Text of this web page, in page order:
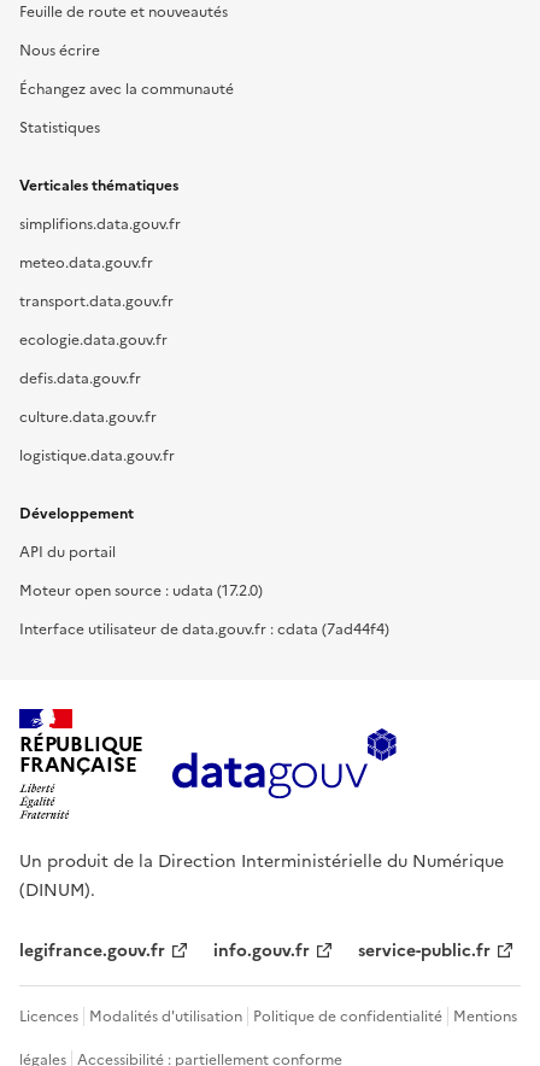
Feuille de route et nouveautés
Nous écrire
Échangez avec la communauté
Statistiques
Verticales thématiques
simplifions.data.gouv.fr
meteo.data.gouv.fr
transport.data.gouv.fr
ecologie.data.gouv.fr
defis.data.gouv.fr
culture.data.gouv.fr
logistique.data.gouv.fr
Développement
API du portail
Moteur open source : udata (17.2.0)
Interface utilisateur de data.gouv.fr : cdata (7ad44f4)
RÉPUBLIQUE
FRANÇAISE
Un produit de la Direction Interministérielle du Numérique
(DINUM).
legifrance.gouv.fr info.gouv.fr service-public.fr
Licences Modalités d'utilisation Politique de confidentialité Mentions
légales Accessibilité : partiellement conforme